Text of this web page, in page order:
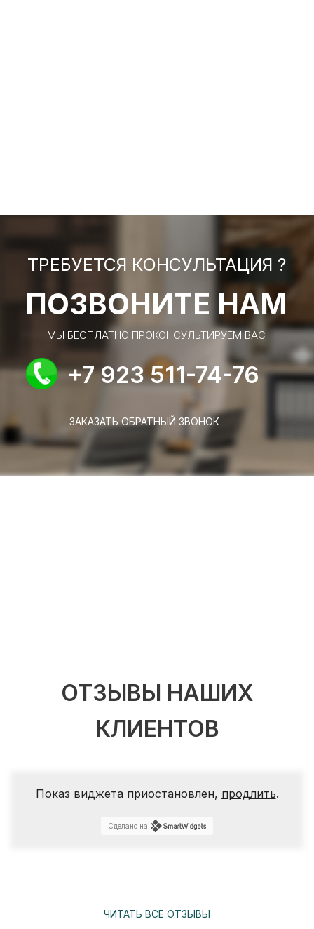
ТРЕБУЕТСЯ КОНСУЛЬТАЦИЯ ?
ПОЗВОНИТЕ НАМ
МЫ БЕСПЛАТНО ПРОКОНСУЛЬТИРУЕМ ВАС
+7 923 511-74-76
ЗАКАЗАТЬ ОБРАТНЫЙ ЗВОНОК
ОТЗЫВЫ НАШИХ
КЛИЕНТОВ
Показ виджета приостановлен, продлить.
Сделано на
ЧИТАТЬ ВСЕ ОТЗЫВЫ